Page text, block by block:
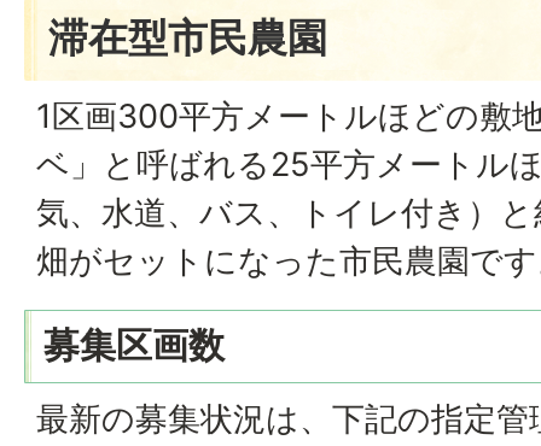
滞在型市民農園
1区画300平方メートルほどの敷
ベ」と呼ばれる25平方メートル
気、水道、バス、トイレ付き）
畑がセットになった市民農園で
募集区画数
最新の募集状況は、下記の指定